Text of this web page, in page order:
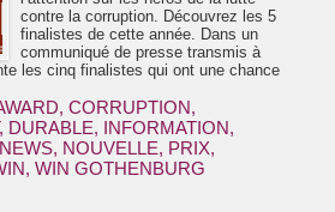
contre la corruption. Découvrez les 5
finalistes de cette année. Dans un
communiqué de presse transmis à
les cinq finalistes qui ont une chance
, CORRUPTION,
, DURABLE, INFORMATION,
NEWS, NOUVELLE, PRIX,
, WIN GOTHENBURG